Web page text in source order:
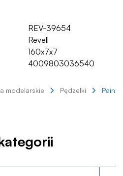
REV-39654
Revell
160x7x7
4009803036540
modelarskie Pędzelki